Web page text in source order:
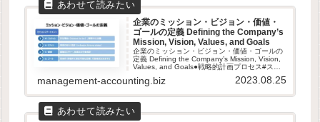
企業のミッション・ビジョン・価値・
ゴールの定義 Defining the Company’s
Mission, Vision, Values, and Goals
企業のミッション・ビジョン・価値・ゴールの
定義 Defining the Company’s Mission, Vision,
Values, and Goals●戦略的計画プロセス#ステ
ョン・価...
management-accounting.biz 2023.08.25